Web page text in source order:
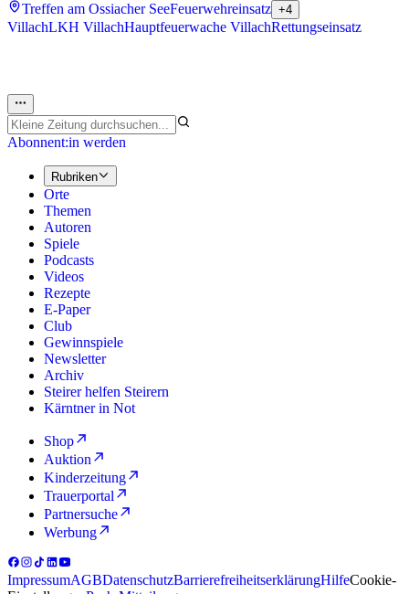
Treffen am Ossiacher SeeFeuerwehreinsatz +4
VillachLKH VillachHauptfeuerwache VillachRettungseinsatz
Abonnent:in werden
Rubriken
Orte
Themen
Autoren
Spiele
Podcasts
Videos
Rezepte
E-Paper
Club
Gewinnspiele
Newsletter
Archiv
Steirer helfen Steirern
Kärntner in Not
Shop
Auktion
Kinderzeitung
Trauerportal
Partnersuche
Werbung
ImpressumAGBDatenschutzBarrierefreiheitserklärungHilfeCookie-